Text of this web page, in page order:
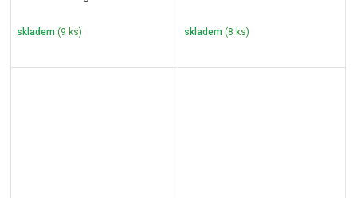
skladem (9 ks) skladem (8 ks)